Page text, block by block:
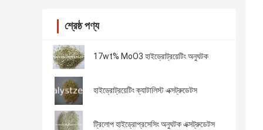
শ্রেষ্ঠ পণ্য
17wt% MoO3 হাইড্রোট্রয়েটিং অনুঘটক
হাইড্রোট্রয়েটিং ক্যাটালিস্ট এক্সট্রুডেটস
ট্রিলোপ হাইড্রোপ্রসেসিং অনুঘটক এক্সট্রুডেটস